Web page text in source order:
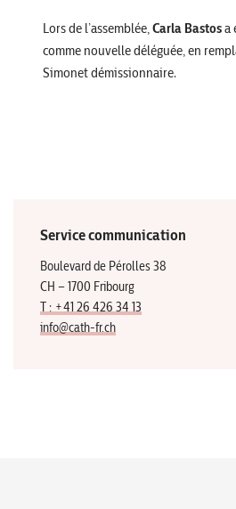
Lors de l’assemblée,Carla Bastosa
comme nouvelle déléguée, en
Simonet démissionnaire.
Service communication
Boulevard de Pérolles 38
CH – 1700 Fribourg
T : +41 26 426 34 13
info@cath-fr.ch